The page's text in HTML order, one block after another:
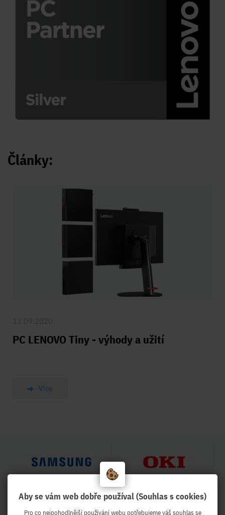
Články:
PC LENOVO Tiny - výhody a užití
Více
Aby se vám web dobře používal (Souhlas s cookies)
Pro co nejpohodlnější používání webu potřebujeme váš souhlas se